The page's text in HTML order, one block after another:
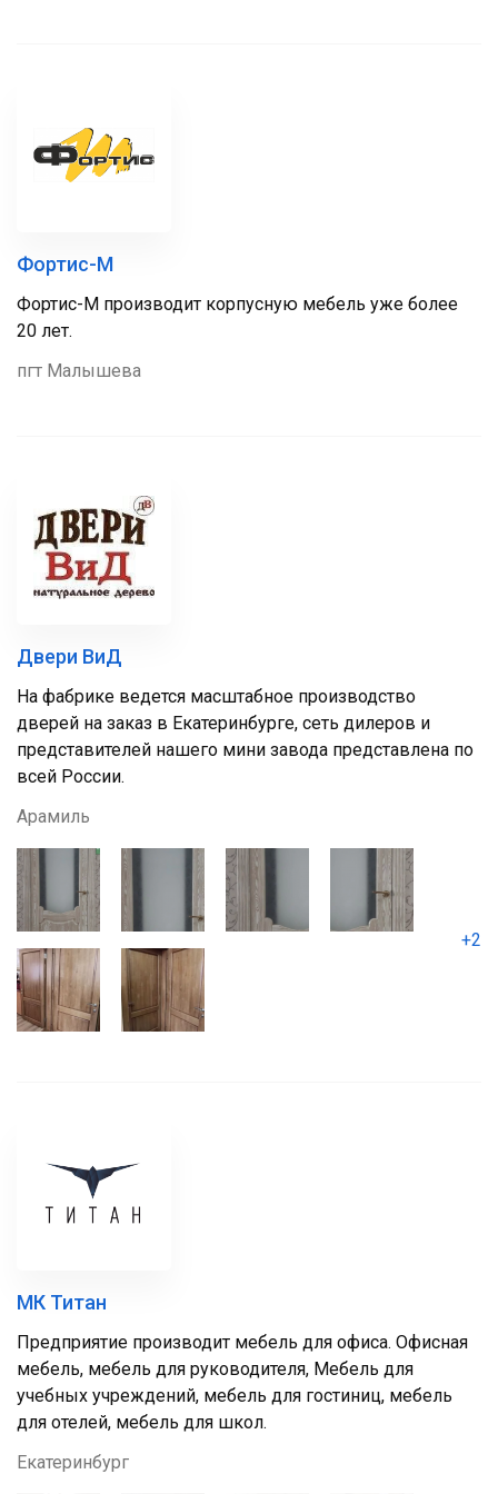
Фортис-М
Фортис-М производит корпусную мебель уже более
20 лет.
пгт Малышева
Двери ВиД
На фабрике ведется масштабное производство
дверей на заказ в Екатеринбурге, сеть дилеров и
представителей нашего мини завода представлена по
всей России.
Арамиль
+2
МК Титан
Предприятие производит мебель для офиса. Офисная
мебель, мебель для руководителя, Мебель для
учебных учреждений, мебель для гостиниц, мебель
для отелей, мебель для школ.
Екатеринбург